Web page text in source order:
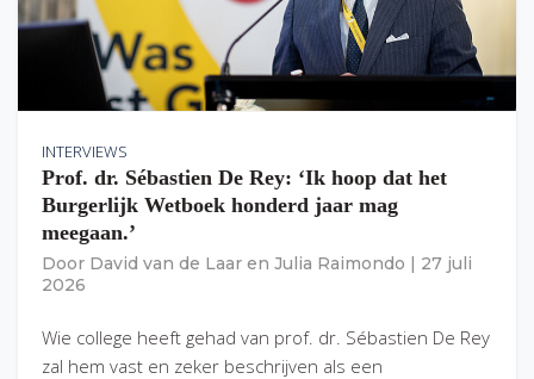
INTERVIEWS
Prof. dr. Sébastien De Rey: ‘Ik hoop dat het
Burgerlijk Wetboek honderd jaar mag
meegaan.’
Door David van de Laar en Julia Raimondo
27 juli
2026
Wie college heeft gehad van prof. dr. Sébastien De Rey
zal hem vast en zeker beschrijven als een